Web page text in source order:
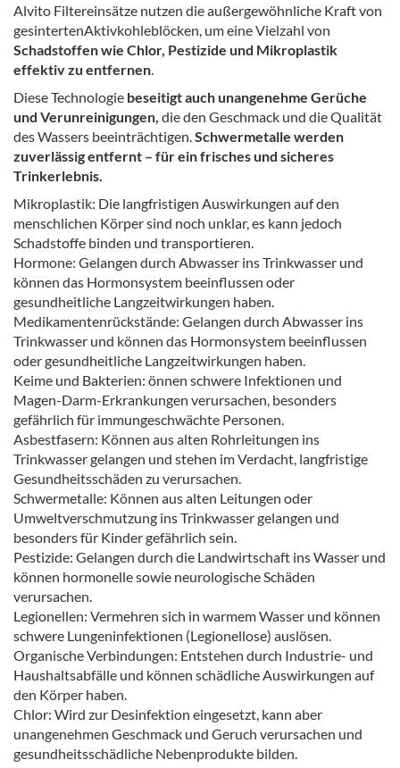
Alvito Filtereinsätze nutzen die außergewöhnliche Kraft von
gesintertenAktivkohleblöcken, um eine Vielzahl von
Schadstoffen wie Chlor, Pestizide und Mikroplastik
effektiv zu entfernen.
Diese Technologie beseitigt auch unangenehme Gerüche
und Verunreinigungen, die den Geschmack und die Qualität
des Wassers beeinträchtigen.Schwermetalle werden
zuverlässig entfernt – für ein frisches und sicheres
Trinkerlebnis.
Mikroplastik: Die langfristigen Auswirkungen auf den
menschlichen Körper sind noch unklar, es kann jedoch
Schadstoffe binden und transportieren.
Hormone: Gelangen durch Abwasser ins Trinkwasser und
können das Hormonsystem beeinflussen oder
gesundheitliche Langzeitwirkungen haben.
Medikamentenrückstände: Gelangen durch Abwasser ins
Trinkwasser und können das Hormonsystem beeinflussen
oder gesundheitliche Langzeitwirkungen haben.
Keime und Bakterien: önnen schwere Infektionen und
Magen-Darm-Erkrankungen verursachen, besonders
gefährlich für immungeschwächte Personen.
Asbestfasern: Können aus alten Rohrleitungen ins
Trinkwasser gelangen und stehen im Verdacht, langfristige
Gesundheitsschäden zu verursachen.
Schwermetalle: Können aus alten Leitungen oder
Umweltverschmutzung ins Trinkwasser gelangen und
besonders für Kinder gefährlich sein.
Pestizide: Gelangen durch die Landwirtschaft ins Wasser und
können hormonelle sowie neurologische Schäden
verursachen.
Legionellen: Vermehren sich in warmem Wasser und können
schwere Lungeninfektionen (Legionellose) auslösen.
Organische Verbindungen: Entstehen durch Industrie- und
Haushaltsabfälle und können schädliche Auswirkungen auf
den Körper haben.
Chlor: Wird zur Desinfektion eingesetzt, kann aber
unangenehmen Geschmack und Geruch verursachen und
gesundheitsschädliche Nebenprodukte bilden.